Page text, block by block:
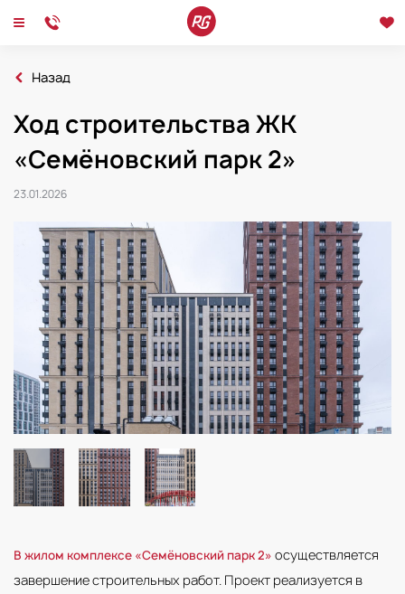
Ход строительства ЖК «Семёновский парк 2»
Новости Мероприятия
Назад
Ход строительства ЖК
«Семёновский парк 2»
23.01.2026
В жилом комплексе «Семёновский парк 2» осуществляется
завершение строительных работ. Проект реализуется в